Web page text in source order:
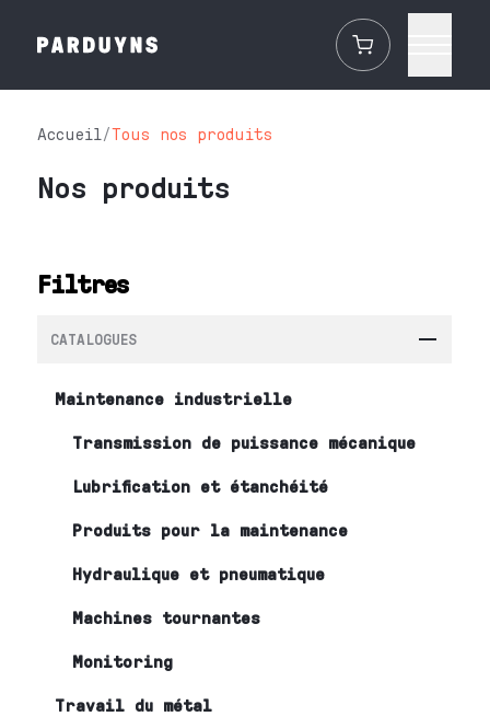
Accueil/Tous nos produits
Nos produits
Filtres
CATALOGUES
Maintenance industrielle
Transmission de puissance mécanique
Lubrification et étanchéité
Produits pour la maintenance
Hydraulique et pneumatique
Machines tournantes
Monitoring
Travail du métal